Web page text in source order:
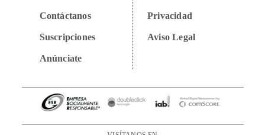
Contáctanos
Suscripciones
Anúnciate
Privacidad
Aviso Legal